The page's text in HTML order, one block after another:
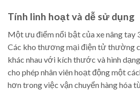
Tính linh hoạt và dễ sử dụng
Một ưu điểm nổi bật của xe nâng tay
Các kho thương mại điện tử thường
khác nhau với kích thước và hình
cho phép nhân viên hoạt động một
hơn trong việc vận chuyển hàng hóa